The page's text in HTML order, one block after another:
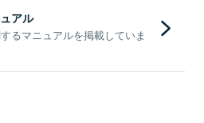
アル
るマニュアルを掲載していま